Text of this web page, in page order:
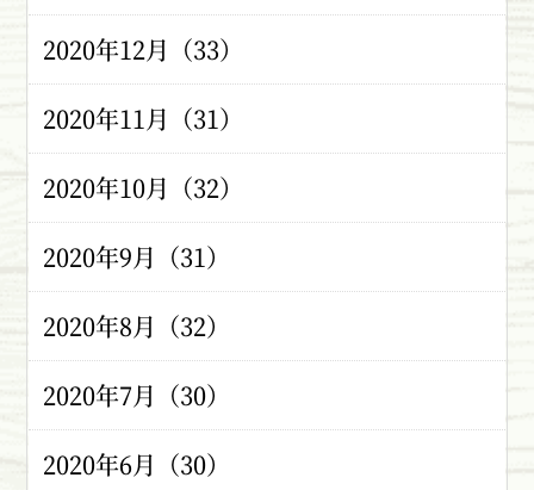
2020年12月（33）
2020年11月（31）
2020年10月（32）
2020年9月（31）
2020年8月（32）
2020年7月（30）
2020年6月（30）